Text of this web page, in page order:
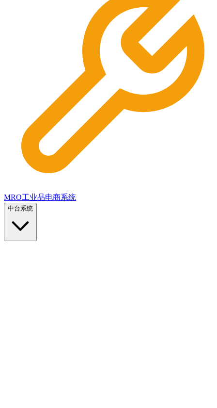
MRO工业品电商系统
中台系统